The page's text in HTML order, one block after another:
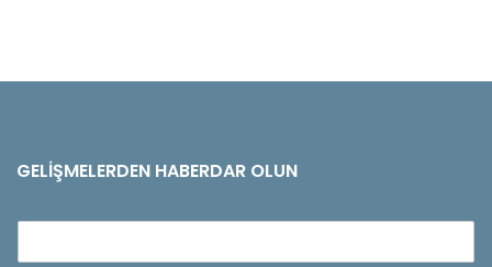
GELIŞMELERDEN HABERDAR OLUN